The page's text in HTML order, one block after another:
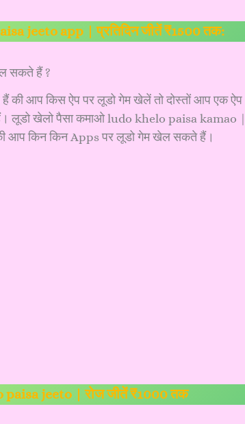
jeeto app | प्रतिदिन जीतें ₹1500 तक:
सकते हैं ?
की आप किस ऐप पर लूडो गेम खेलें तो दोस्तों आप एक ऐप
लूडो खेलो पैसा कमाओ ludo khelo paisa kamao |
आप किन किन Apps पर लूडो गेम खेल सकते हैं।
paisa jeeto | रोज जीतें ₹1000 तक